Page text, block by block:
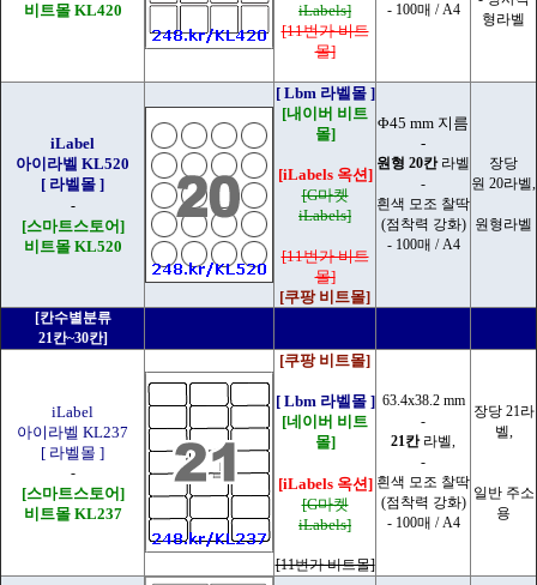
비트몰 KL420
iLabels]
[11번가 비트
몰]
- 100매 / A4
형라벨
iLabel
아이라벨 KL520
[ 라벨몰 ]
-
[스마트스토어]
비트몰 KL520
[ Lbm 라벨몰 ]
[내이버 비트
몰]
[iLabels 옥션]
[G마켓
iLabels]
[11번가 비트
몰]
[쿠팡 비트몰]
Φ45 mm 지름
-
원형 20칸라벨
-
흰색 모조 찰딱
(점착력 강화)
- 100매 / A4
장당
원 20라벨,
원형라벨
[칸수별분류
21칸~30칸]
iLabel
아이라벨 KL237
[ 라벨몰 ]
-
[스마트스토어]
비트몰 KL237
[쿠팡 비트몰]
[ Lbm 라벨몰 ]
[네이버 비트
몰]
[iLabels 옥션]
[G마켓
iLabels]
[11번가 비트몰]
63.4x38.2 mm
-
21칸라벨,
-
흰색 모조 찰딱
(점착력 강화)
- 100매 / A4
장당 21라
벨,
일반 주소
용